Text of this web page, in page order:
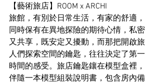
【藝術旅店】ROOM x ARCHI
旅館，有別於日常生活，有家的舒適，
同時保有在異地探險的期待心情，私密
又共享，既安定又擾動，而那把開啟旅
人們探索空間的鑰匙，往往決定了第一
時間的感受。旅店鑰匙鑲在模型盒裡，
伴隨一本模型組裝說明書，包含房內備